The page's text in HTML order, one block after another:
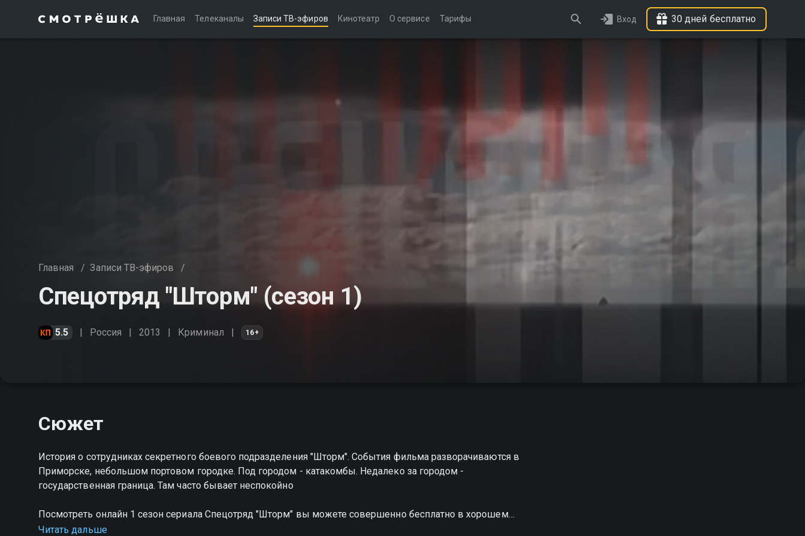
Главная Телеканалы Записи ТВ-эфиров Кинотеатр О сервисе Тарифы Вход 30 дней бесплатно
Главная / Записи ТВ-эфиров /
Спецотряд "Шторм" (сезон 1)
5.5 Россия 2013 Криминал 16+
Сюжет
История о сотрудниках секретного боевого подразделения "Шторм". События фильма разворачиваются в
Приморске, небольшом портовом городке. Под городом - катакомбы. Недалеко за городом -
государственная граница. Там часто бывает неспокойно
Посмотреть онлайн 1 сезон сериала Спецотряд "Шторм" вы можете совершенно бесплатно в хорошем
HD качестве на Смотрёшке
Читать дальше